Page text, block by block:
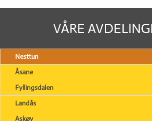
VÅRE
Nesttun
Åsane
Fyllingsdalen
Landås
Askøy